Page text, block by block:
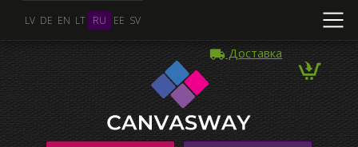
LV DE EN LT RU EE SV
Доставка
Несколько Фото
КОЛЛАЖ / КОМПОЗИЦИЯ из нескольких Фото